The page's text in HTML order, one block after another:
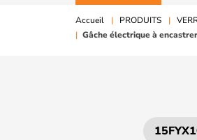
Accueil PRODUITS
Gâche électrique à